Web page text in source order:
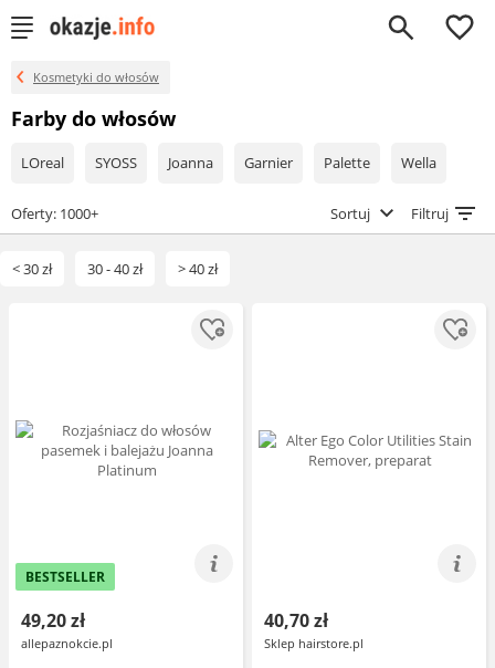
0
Kosmetyki do włosów
Farby do włosów
LOreal SYOSS Joanna Garnier Palette Wella
Oferty: 1000+ Sortuj Filtruj
< 30 zł 30 - 40 zł > 40 zł
BESTSELLER
49,20 zł
allepaznokcie.pl
40,70 zł
Sklep hairstore.pl